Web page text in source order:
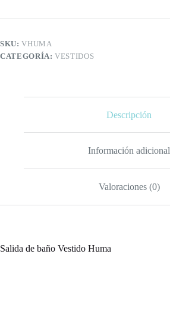
SKU:VHUMA
CATEGORÍA:VESTIDOS
Descripción
Información adicional
Valoraciones (0)
Salida de baño Vestido Huma